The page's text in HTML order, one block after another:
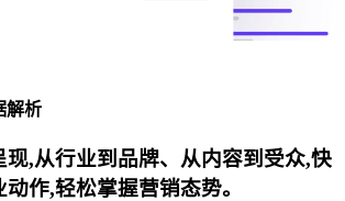
解析
现,从行业到品牌、从内容到受众,快
作,轻松掌握营销态势。